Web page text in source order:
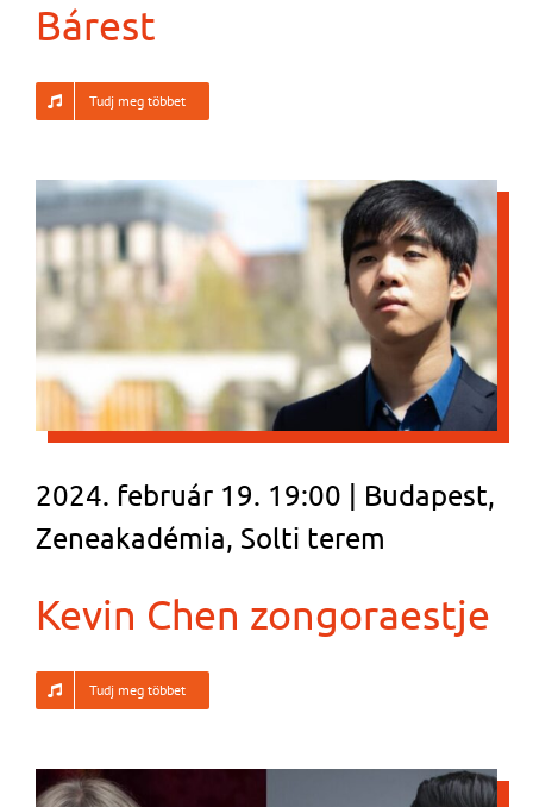
Bárest
Tudj meg többet
2024. február 19. 19:00 | Budapest,
Zeneakadémia, Solti terem
Kevin Chen zongoraestje
Tudj meg többet